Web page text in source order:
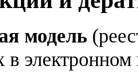
модель
электронном